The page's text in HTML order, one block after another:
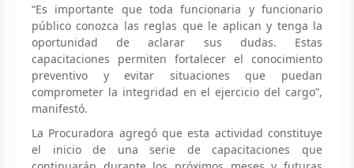
“Es importante que toda funcionaria y funcionario
público conozca las reglas que le aplican y tenga la
oportunidad de aclarar sus dudas. Estas
capacitaciones permiten fortalecer el conocimiento
preventivo y evitar situaciones que puedan
comprometer la integridad en el ejercicio del cargo”,
manifestó.
La Procuradora agregó que esta actividad constituye
el inicio de una serie de capacitaciones que